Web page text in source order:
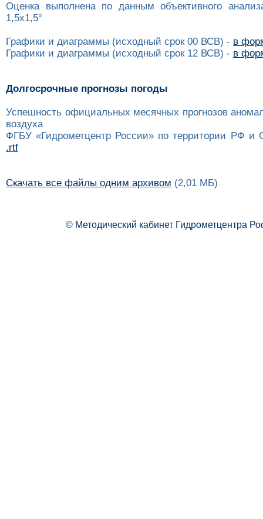
Оценка выполнена по данным объективного
1,5x1,5°
Графики и диаграммы (исходный срок 00 ВСВ) - в
Графики и диаграммы (исходный срок 12 ВСВ) - в
Долгосрочные прогнозы погоды
Успешность официальных месячных прогнозов
воздуха
ФГБУ «Гидрометцентр России» по территории РФ
.rtf
Скачать все файлы одним архивом (2,01 МБ)
© Методический кабинет Гидрометцентра